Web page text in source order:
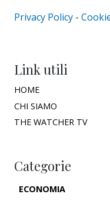
Privacy Policy -
Link utili
HOME
CHI SIAMO
THE WATCHER TV
Categorie
ECONOMIA